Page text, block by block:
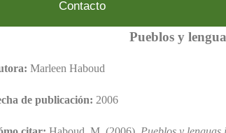
Contacto
Pueblos y
Marleen Haboud
de publicación: 2006